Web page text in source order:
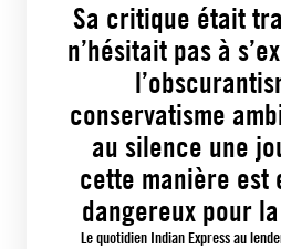
Sa critique était
n’hésitait pas à
conservatisme
au silence une
cette manière est
dangereux pour
Le quotidien Indian Express au